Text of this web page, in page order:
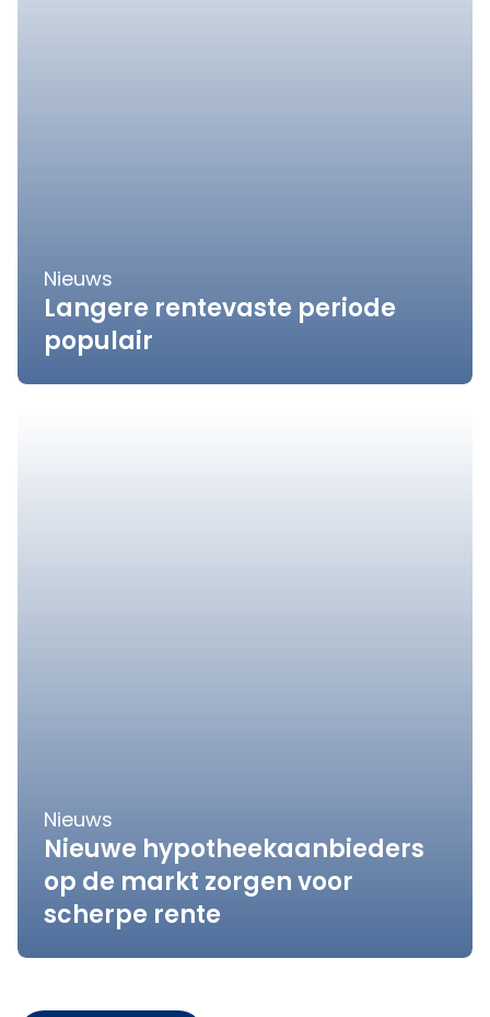
Nieuws
Langere rentevaste periode
populair
Nieuws
Nieuwe hypotheekaanbieders
op de markt zorgen voor
scherpe rente